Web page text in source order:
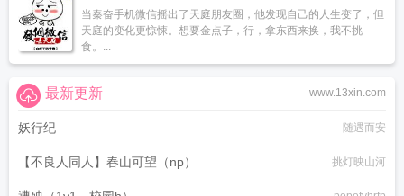
当秦奋手机微信摇出了天庭朋友圈，他发现自己的人生变了，但
天庭的变化更惊悚。想要金点子，行，拿东西来换，我不挑
食。...
www.13xin.com
最新更新
妖行纪 随遇而安
【不良人同人】春山可望（np） 挑灯映山河